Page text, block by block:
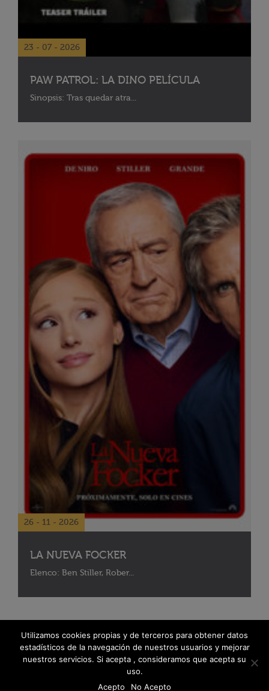
23 - 07 - 2026
PAW PATROL: LA DINO PELÍCULA
Sinopsis: Tras quedar atra...
26 - 11 - 2026
LA NUEVA FOCKER
Elenco: Ben Stiller, Rober...
Utilizamos cookies propias y de terceros para obtener datos
estadísticos de la navegación de nuestros usuarios y mejorar
nuestros servicios. Si acepta , consideramos que acepta su
uso.
Acepto
No Acepto